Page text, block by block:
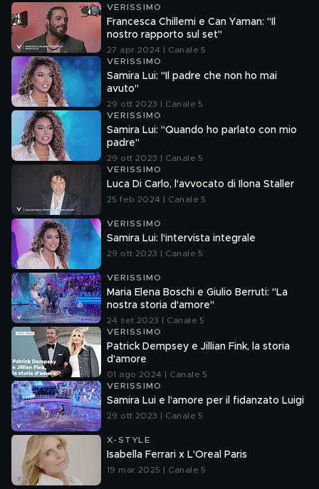
VERISSIMO
Francesca Chillemi e Can Yaman: "Il
nostro rapporto sul set"
27 apr 2024 | Canale 5
VERISSIMO
Samira Lui: "Il padre che non ho mai
avuto"
29 ott 2023 | Canale 5
VERISSIMO
Samira Lui: "Quando ho parlato con mio
padre"
29 ott 2023 | Canale 5
VERISSIMO
Luca Di Carlo, l'avvocato di Ilona Staller
25 feb 2024 | Canale 5
VERISSIMO
Samira Lui: l'intervista integrale
29 ott 2023 | Canale 5
VERISSIMO
Maria Elena Boschi e Giulio Berruti: "La
nostra storia d'amore"
24 set 2023 | Canale 5
VERISSIMO
Patrick Dempsey e Jillian Fink, la storia
d'amore
01 ago 2024 | Canale 5
VERISSIMO
Samira Lui e l'amore per il fidanzato Luigi
29 ott 2023 | Canale 5
X-STYLE
Isabella Ferrari x L'Oreal Paris
19 mar 2025 | Canale 5